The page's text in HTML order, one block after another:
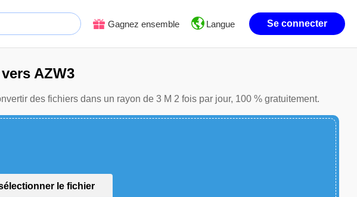
Gagnez ensemble Langue Se connecter
AZW3
des fichiers dans un rayon de 3 M 2 fois par jour, 100 % gratuitement.
le fichier